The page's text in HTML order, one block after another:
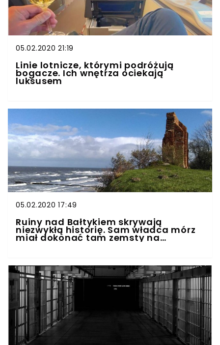
05.02.2020 21:19
Linie lotnicze, którymi podróżują
bogacze. Ich wnętrza ociekają
luksusem
05.02.2020 17:49
Ruiny nad Bałtykiem skrywają
niezwykłą historię. Sam władca mórz
miał dokonać tam zemsty na
mieszkańcach